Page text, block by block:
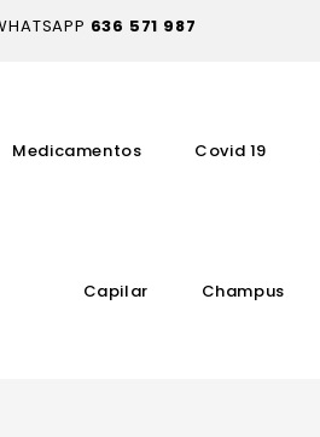
636 571 987
Medicamentos Covid 19
Capilar Champus